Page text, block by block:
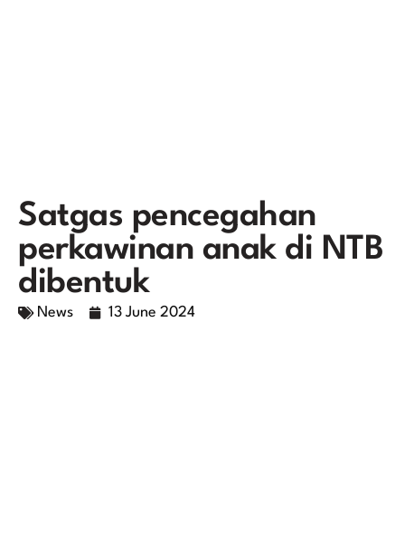
Satgas pencegahan
perkawinan anak di NTB
dibentuk
News 13 June 2024